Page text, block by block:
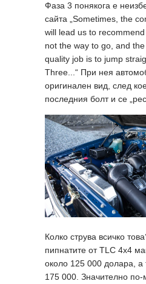
Фаза 3 понякога е
сайта „Sometimes, the
will lead us to
not the way to go, and
quality job is to jump
Three...“ При нея
оригинален вид, след
последния болт и се
Колко струва всичко
пипнатите от TLC 4x4
около 125 000 долара, а
175 000. Значително по-